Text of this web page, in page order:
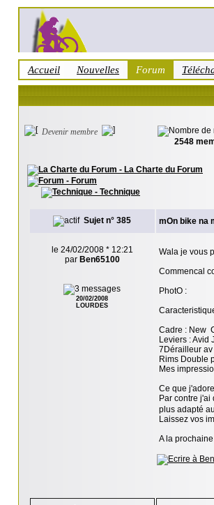
Accueil Nouvelles Forum
Devenir membre
2548
- La Charte du Forum
- Forum
- Technique
Sujet n° 385 mOn bike na
le 24/02/2008 * 12:21
par Ben65100
20/02/2008
LOURDES
Wala je vous
Commencal
PhotO :
Cadre : New
Leviers :
7Dérailleur av
Rims Double
Mes
Ce que
Par contre
plus adapté
Laissez vos
A la